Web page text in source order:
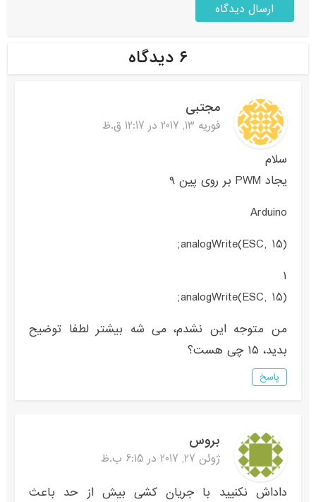
۶ دیدگاه
مجتبی
فوریه 13, 2017 در 12:17 ق.ظ
سلام
یجاد PWM بر روی پین ۹
Arduino
analogWrite(ESC, 15);
۱
analogWrite(ESC, 15);
من متوجه این نشدم، می شه بیشتر لطفا توضیح
بدید، ۱۵ چی هست؟
پاسخ
بروس
ژوئن 27, 2017 در 6:15 ب.ظ
داداش نکنیید با جریان کشی بیش از حد باعث